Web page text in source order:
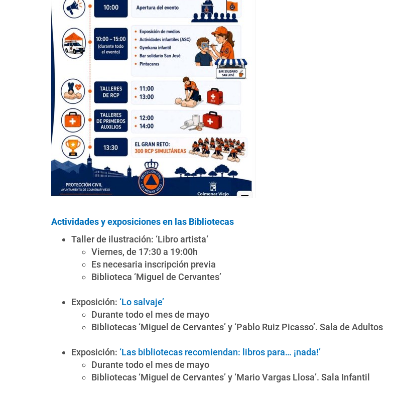
Actividades y exposiciones en las Bibliotecas
Taller de ilustración: ‘Libro artista‘
Viernes, de 17:30 a 19:00h
Es necesaria inscripción previa
Biblioteca ‘Miguel de Cervantes’
Exposición: ‘Lo salvaje’
Durante todo el mes de mayo
Bibliotecas ‘Miguel de Cervantes’ y ‘Pablo Ruiz Picasso’. Sala de Adultos
Exposición: ‘Las bibliotecas recomiendan: libros para… ¡nada!’
Durante todo el mes de mayo
Bibliotecas ‘Miguel de Cervantes’ y ‘Mario Vargas Llosa’. Sala Infantil